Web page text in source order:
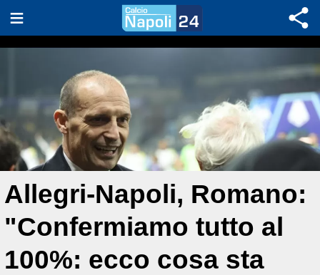
Allegri-Napoli, Romano:
"Confermiamo tutto al
100%: ecco cosa sta